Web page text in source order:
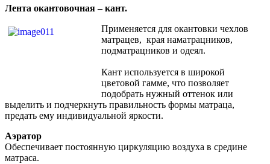
Лента окантовочная – кант.
Применяется для окантовки чехлов
матрацев, края наматрацников,
подматрацников и одеял.
Кант используется в широкой
цветовой гамме, что позволяет
подобрать нужный оттенок или
выделить и подчеркнуть правильность формы матраца,
предать ему индивидуальной яркости.
Аэратор
Обеспечивает постоянную циркуляцию воздуха в средине
матраса.